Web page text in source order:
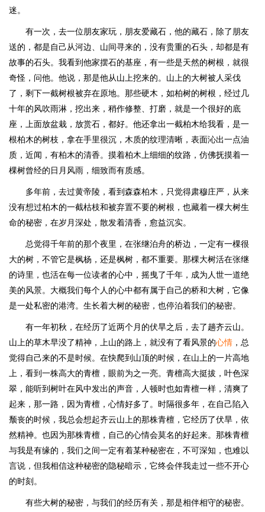
迷。
有一次，去一位朋友家玩，朋友爱藏石，他的藏石，除了朋友
送的，都是自己从河边、山间寻来的，没有贵重的石头，却都是有
故事的石头。我看到他家摆石的基座，有一些是天然的树根，就很
奇怪，问他。他说，那是他从山上挖来的。山上的大树被人采伐
了，剩下一截树根被弃在原地。那些硬木，如柏树的树根，经过几
十年的风吹雨淋，挖出来，稍作修整、打磨，就是一个很好的底
座，上面放盆栽，放赏石，都好。他还拿出一截柏木给我看，是一
根柏木的树枝，拿在手里很沉，木质的纹理清晰，表面沁出一点油
质，近闻，有柏木的清香。摸着柏木上细细的纹路，仿佛抚摸着一
棵树曾经的日月风雨，细致而有质感。
多年前，去过黄帝陵，看到森森柏木，只觉得肃穆庄严，从来
没有想过柏木的一截枯枝和被弃置不要的树根，也藏着一棵大树生
命的秘密，在岁月深处，散发着清香，愈益沉实。
总觉得千年前的那个夜里，在张继泊舟的桥边，一定有一棵很
大的树，不管它是枫杨，还是枫树，都不重要。那棵大树活在张继
的诗里，也活在每一位读者的心中，摇曳了千年，成为人世一道绝
美的风景。大概我们每个人的心中都有属于自己的桥和大树，它像
是一处私密的港湾。生长着大树的秘密，也停泊着我们的秘密。
有一年初秋，在经历了近两个月的伏旱之后，去了趟齐云山。
山上的草木早没了精神，上山的路上，就没有了看风景的心情 ，总
觉得自己来的不是时候。在快爬到山顶的时候，在山上的一片高地
上，看到一株高大的青檀，眼前为之一亮。青檀高大挺拔，叶色深
翠，能听到树叶在风中发出的声音，人顿时也如青檀一样，清爽了
起来，那一路，因为青檀，心情好多了。时隔很多年，在自己陷入
颓丧的时候，我总会想起齐云山上的那株青檀，它经历了伏旱，依
然精神。也因为那株青檀，自己的心情会莫名的好起来。那株青檀
与我是有缘的，我们之间一定有着某种秘密在，不可深知，也难以
言说，但我相信这种秘密的隐秘暗示，它终会伴我走过一些不开心
的时刻。
有些大树的秘密，与我们的经历有关，那是相伴相守的秘密。